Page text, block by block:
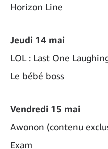
Horizon Line
Jeudi 14 mai
LOL : Last One
Le bébé boss
Vendredi 15 mai
Awonon (contenu
Exam